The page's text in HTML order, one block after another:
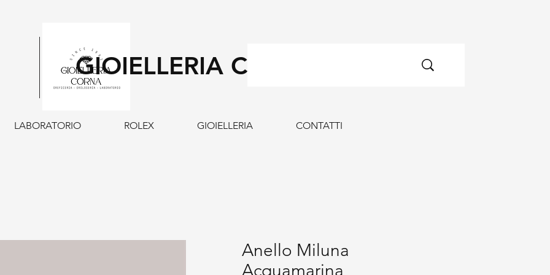
GIOIELLERIA CORNA
LABORATORIO ROLEX GIOIELLERIA CONTATTI
Anello Miluna
Acquamarina